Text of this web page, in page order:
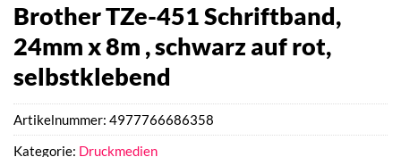
Brother TZe-451 Schriftband,
24mm x 8m , schwarz auf rot,
selbstklebend
Artikelnummer: 4977766686358
Kategorie: Druckmedien